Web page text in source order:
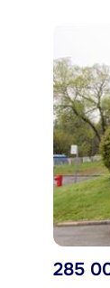
285